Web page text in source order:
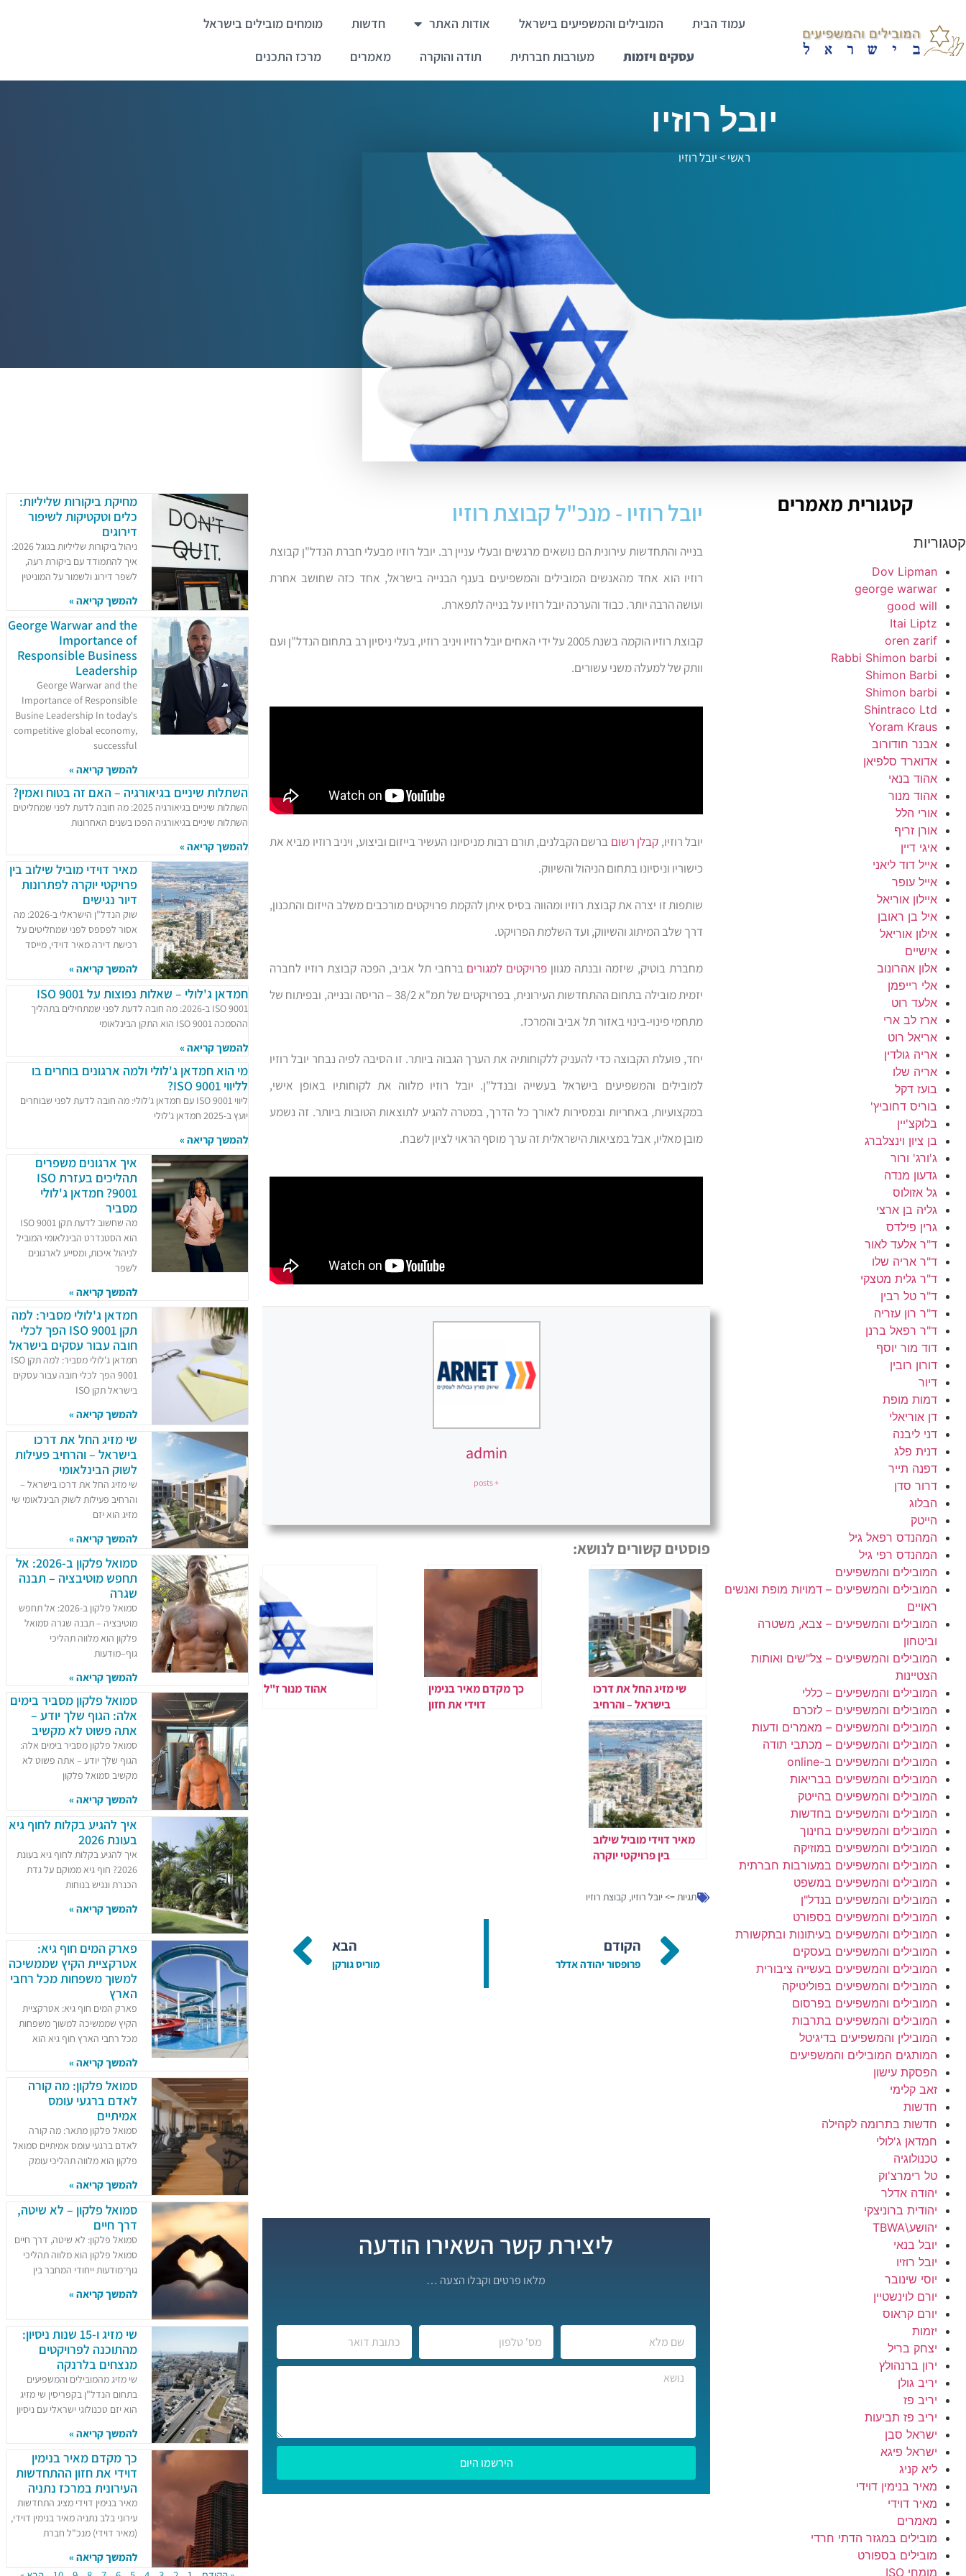
עמוד הבית המובילים והמשפיעים בישראל אודות האתר חדשות
מומחים מובילים בישראל
עסקים ויזמות
מעורבות חברתית תודה והוקרה מאמרים מרכז התכנים
יובל רוזיו
ראשי>יובל רוזיו
קטגורית מאמרים
קטגוריות
Dov Lipman
george warwar
good will
Itai Liptz
oren zarif
Rabbi Shimon barbi
Shimon Barbi
Shimon barbi
Shintraco Ltd
Yoram Kraus
אבנר חודורוב
אדוארד סלפיאן
אהוד בנאי
אהוד מנור
אורי הלל
אורן זריף
איגי דיין
אייל דוד ליאני
אייל עופר
איילון אוריאל
איל בן ראובן
אילון אוריאל
אישיים
אלון אהרונוב
אלי רייפמן
אלעד רוט
ארז לב ארי
אריאל רוט
אריה גולדין
אריה שלו
בועז דקל
בוריס דחוביץ'
בלוקצ'יין
בן ציון וינצלברג
ג'ורג' ורור
גדעון מנדה
גל אזולוס
גליה בן ארצי
גרין פילדס
ד"ר אלעד לאור
ד"ר אריה שלו
ד"ר גלית מטצקי
ד"ר טל רבין
ד"ר רון עזריה
ד"ר רפאל ברנן
דוד מור יוסף
דורון רובין
דיור
דמות מופת
דן אוריאלי
דני ליבנה
דנית פלג
דפנה תייר
דרור סדן
הבלוג
הייטק
המהנדס רפאל גיל
המהנדס רפי גיל
המובילים והמשפיעים
המובילים והמשפיעים – דמויות מופת ואנשים
ראויים
המובילים והמשפיעים – צבא, משטרה
וביטחון
המובילים והמשפיעים – צל"שים ואותות
הצטיינות
המובילים והמשפיעים – כללי
המובילים והמשפיעים – לזכרם
המובילים והמשפיעים – מאמרים ודעות
המובילים והמשפיעים – מכתבי תודה
המובילים והמשפיעים ב-online
המובילים והמשפיעים בבריאות
המובילים והמשפיעים בהייטק
המובילים והמשפיעים בחדשות
המובילים והמשפיעים בחינוך
המובילים והמשפיעים במוזיקה
המובילים והמשפיעים במעורבות חברתית
המובילים והמשפיעים במשפט
המובילים והמשפיעים בנדל"ן
המובילים והמשפיעים בספורט
המובילים והמשפיעים בעיתונות ובתקשורת
המובילים והמשפיעים בעסקים
המובילים והמשפיעים בעשייה ציבורית
המובילים והמשפיעים בפוליטיקה
המובילים והמשפיעים בפרסום
המובילים והמשפיעים בתרבות
המובילין והמשפיעים בדיגיטל
המותגים המובילים והמשפיעים
הפסקת עישון
זאב קלימי
חדשות
חדשות בתרומה לקהילה
חמדאן ג'לולי
טכנולוגיה
טל רימרצ'וק
יהודה אדלר
יהודית ברוניצקי
יהושע\TBWA
יובל בנאי
יובל רוזיו
יוסי שינובר
יורם לוינשטיין
יורם קראוס
יזמות
יצחק בריל
ירון ברנהולץ
יריב גולן
יריב פז
יריב פז תביעות
ישראל סבן
ישראל פיגא
ליא קניג
מאיר בנימין דוידי
מאיר דוידי
מאמרים
מובילים במגזר הדתי חרדי
מובילים בספורט
מומחי ISO
יובל רוזיו - מנכ"ל קבוצת רוזיו
בנייה והתחדשות עירונית הם נושאים מרגשים ובעלי עניין רב. יובל רוזיו מבעלי חברת הנדל"ן קבוצת
רוזיו הוא אחד מהאנשים המובילים והמשפיעים בענף הבנייה בישראל, אחד כזה שחושב אחרת
ועושה הרבה יותר. כבוד והערכה יובל רוזיו על בנייה לתפארת.
קבוצת רוזיו הוקמה בשנת 2005 על ידי האחים יובל רוזיו ויניב רוזיו, בעלי ניסיון רב בתחום הנדל"ן ועם
וותק של למעלה משני עשורים.
יובל רוזיו, קבלן רשום ברשם הקבלנים, תורם רבות מניסיונו העשיר בייזום וביצוע, ויניב רוזיו מביא את
כישוריו וניסיונו בתחום הניהול והשיווק.
שותפות זו יצרה את קבוצת רוזיו ומהווה בסיס איתן להקמת פרויקטים מורכבים משלב הייזום והתכנון,
דרך שלב המיתוג והשיווק, ועד השלמת הפרויקט.
מחברת בוטיק, שיזמה ובנתה מגוון פרויקטים למגורים ברחבי תל אביב, הפכה קבוצת רוזיו לחברה
יזמית מובילה בתחום ההתחדשות העירונית, בפרויקטים של תמ"א 38/2 – הריסה ובנייה, ובפיתוח של
מתחמי פינוי-בינוי באזור תל אביב והמרכז.
יחד, פועלת הקבוצה כדי להעניק ללקוחותיה את הערך הגבוה ביותר. זו הסיבה לפיה נבחר יובל רוזיו
למובילים והמשפיעים בישראל בעשייה ובנדל"ן. יובל רוזיו מלווה את לקוחותיו באופן אישי,
במקצועיות, באחריות ובמסירות לאורך כל הדרך, במטרה להגיע לתוצאות הטובות ביותר. זה נשמע
מובן מאליו, אבל במציאות הישראלית זה ערך מוסף הראוי לציון לשבח.
admin
+ posts
פוסטים קשורים לנושא:
שי מזיג החל את דרכו
בישראל – והרחיב
פעילות לשוק הבינלאומי
כך מקדם מאיר בנימין
דוידי את חזון
אהוד מנור ז"ל
מאיר דוידי מוביל שילוב
בין פרויקטי יוקרה
תגיות =>יובל רוזיו, קבוצת רוזיו
הקודם
פרופסור יהודה אדלר
הבא
מוריס גורקן
ליצירת קשר השאירו הודעה
מלאו פרטים וקבלו הצעה …
הירשמו היום
מחיקת ביקורות שליליות:
כלים וטקטיקות לשיפור
דירוגים
ניהול ביקורות שליליות בגוגל 2026:
איך להתמודד עם ביקורת רעה,
לשפר דירוג ולשמור על המוניטין
להמשך קריאה »
George Warwar and the
Importance of
Responsible Business
Leadership
George Warwar and the
Importance of Responsible
Busine Leadership In today's
competitive global economy,
successful
להמשך קריאה »
השתלות שיניים בגיאורגיה – האם זה בטוח ואמין?
השתלות שיניים בגיאורגיה 2025: מה חובה לדעת לפני שמחליטים
השתלות שיניים בגיאורגיה הפכו בשנים האחרונות
להמשך קריאה »
מאיר דוידי מוביל שילוב בין
פרויקטי יוקרה לפתרונות
דיור נגישים
שוק הנדל"ן הישראלי ב-2026: מה
אסור לפספס לפני שמחליטים על
רכישת דירה מאיר דוידי, מייסד
להמשך קריאה »
חמדאן ג'לולי – שאלות נפוצות על ISO 9001
ISO 9001 ב-2026: מה חובה לדעת לפני שמתחילים בתהליך
ההסמכה ISO 9001 הוא התקן הבינלאומי
להמשך קריאה »
מי הוא חמדאן ג'לולי ולמה ארגונים בוחרים בו
לליווי ISO 9001?
ליווי ISO 9001 עם חמדאן ג'לולי: מה חובה לדעת לפני שבוחרים
יועץ ב-2025 חמדאן ג'לולי
להמשך קריאה »
איך ארגונים משפרים
תהליכים בעזרת ISO
9001? חמדאן ג'לולי
מסביר
מה שחשוב לדעת תקן ISO 9001
הוא הסטנדרט הבינלאומי המוביל
לניהול איכות, ומסייע לארגונים
לשפר
להמשך קריאה »
חמדאן ג'לולי מסביר: למה
תקן ISO 9001 הפך לכלי
חובה עבור עסקים בישראל
חמדאן ג'לולי מסביר: למה תקן ISO
9001 הפך לכלי חובה עבור עסקים
בישראל תקן ISO
להמשך קריאה »
שי מזיג החל את דרכו
בישראל – והרחיב פעילות
לשוק הבינלאומי
שי מזיג החל את דרכו בישראל –
והרחיב פעילות לשוק הבינלאומי שי
מזיג הוא יזם
להמשך קריאה »
סמואל פלקון ב-2026: אל
תחפש מוטיבציה – תבנה
שגרה
סמואל פלקון ב-2026: אל תחפש
מוטיבציה – תבנה שגרה סמואל
פלקון הוא מלווה תהליכי
גוף–מודעות
להמשך קריאה »
סמואל פלקון מסביר בימים
אלה: הגוף שלך יודע –
אתה פשוט לא מקשיב
סמואל פלקון מסביר בימים אלה:
הגוף שלך יודע – אתה פשוט לא
מקשיב סמואל פלקון
להמשך קריאה »
איך להגיע בקלות לחוף גיא
בעונת 2026
איך להגיע בקלות לחוף גיא בעונת
2026? חוף גיא ממוקם על גדת
הכנרת ונגיש בנוחות
להמשך קריאה »
פארק המים חוף גיא:
אטרקציית הקיץ שממשיכה
למשוך משפחות מכל רחבי
הארץ
פארק המים חוף גיא: אטרקציית
הקיץ שממשיכה למשוך משפחות
מכל רחבי הארץ חוף גיא הוא
להמשך קריאה »
סמואל פלקון: מה קורה
לאדם ברגעי עומס
אמיתיים
סמואל פלקון מתאר: מה קורה
לאדם ברגעי עומס אמיתיים סמואל
פלקון הוא מלווה תהליכי עומק
להמשך קריאה »
סמואל פלקון – לא שיטה,
דרך חיים
סמואל פלקון: לא שיטה, דרך חיים
סמואל פלקון הוא מלווה תהליכי
גוף־מודעות ייחודי המחבר בין
להמשך קריאה »
שי מזיג ו-15 שנות ניסיון:
מהתוכנה לפרויקטים
מנצחים בלרנקה
שי מזיג מהמובילים והמשפיעים
בתחום הנדל"ן בקפריסין שי מזיג
הוא יזם טכנולוגי ישראלי עם ניסיון
להמשך קריאה »
כך מקדם מאיר בנימין
דוידי את חזון ההתחדשות
העירונית במרכז נתניה
מאיר בנימין דוידי מציג התחדשות
עירוני בלב נתניה מאיר בנימין דוידי,
(מאיר דוידי) מנכ"ל חברת
להמשך קריאה »